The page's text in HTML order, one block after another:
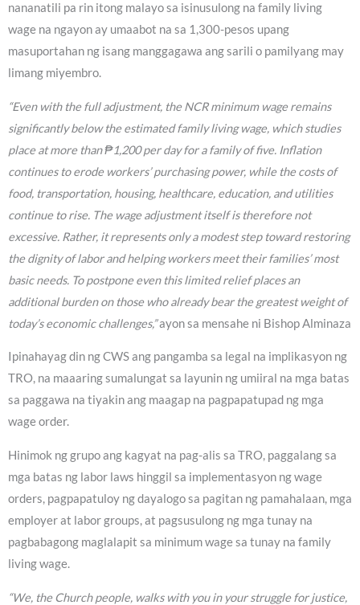
nananatili pa rin itong malayo sa isinusulong na family living
wage na ngayon ay umaabot na sa 1,300-pesos upang
masuportahan ng isang manggagawa ang sarili o pamilyang may
limang miyembro.
“Even with the full adjustment, the NCR minimum wage remains
significantly below the estimated family living wage, which studies
place at more than ₱1,200 per day for a family of five. Inflation
continues to erode workers’ purchasing power, while the costs of
food, transportation, housing, healthcare, education, and utilities
continue to rise. The wage adjustment itself is therefore not
excessive. Rather, it represents only a modest step toward restoring
the dignity of labor and helping workers meet their families’ most
basic needs. To postpone even this limited relief places an
additional burden on those who already bear the greatest weight of
today’s economic challenges,”ayon sa mensahe ni Bishop Alminaza
Ipinahayag din ng CWS ang pangamba sa legal na implikasyon ng
TRO, na maaaring sumalungat sa layunin ng umiiral na mga batas
sa paggawa na tiyakin ang maagap na pagpapatupad ng mga
wage order.
Hinimok ng grupo ang kagyat na pag-alis sa TRO, paggalang sa
mga batas ng labor laws hinggil sa implementasyon ng wage
orders, pagpapatuloy ng dayalogo sa pagitan ng pamahalaan, mga
employer at labor groups, at pagsusulong ng mga tunay na
pagbabagong maglalapit sa minimum wage sa tunay na family
living wage.
“We, the Church people, walks with you in your struggle for justice,